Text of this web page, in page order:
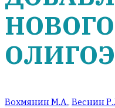
НОВОГО
Вохмянин М.А., Веснин